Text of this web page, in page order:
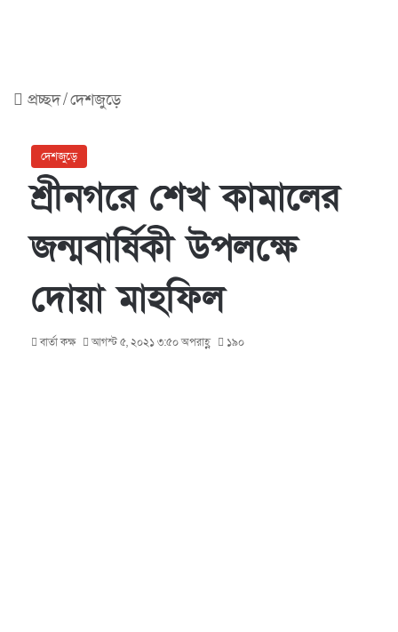
প্রচ্ছদ/দেশজুড়ে
দেশজুড়ে
শ্রীনগরে শেখ কামালের
জন্মবার্ষিকী উপলক্ষে
দোয়া মাহফিল
বার্তা কক্ষ আগস্ট ৫, ২০২১ ৩:৫০ অপরাহ্ণ ১৯০